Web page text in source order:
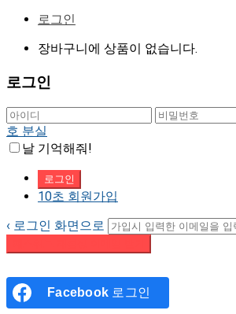
로그인
장바구니에 상품이 없습니다.
로그인
호 분실
날 기억해줘!
10초 회원가입
‹ 로그인 화면으로
Facebook 로그인